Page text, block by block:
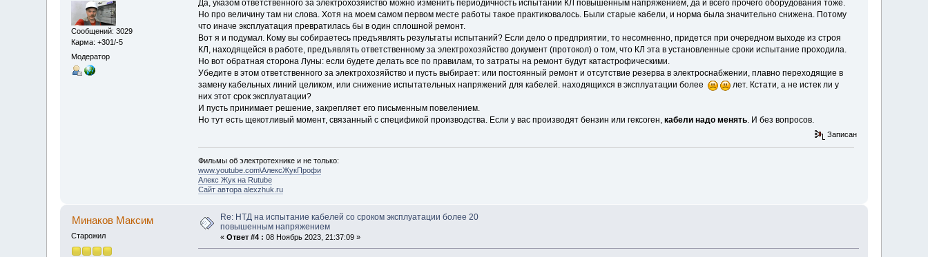
Сообщений: 3029
Карма: +301/-5
Модератор
Да, указом ответственного за электрохозяйство можно изменить периодичность испытаний КЛ повышенным напряжением, да и всего прочего оборудования тоже.
Но про величину там ни слова. Хотя на моем самом первом месте работы такое практиковалось. Были старые кабели, и норма была значительно снижена. Потому
что иначе эксплуатация превратилась бы в один сплошной ремонт.
Вот я и подумал. Кому вы собираетесь предъявлять результаты испытаний? Если дело о предприятии, то несомненно, придется при очередном выходе из строя
КЛ, находящейся в работе, предъявлять ответственному за электрохозяйство документ (протокол) о том, что КЛ эта в установленные сроки испытание проходила.
Но вот обратная сторона Луны: если будете делать все по правилам, то затраты на ремонт будут катастрофическими.
Убедите в этом ответственного за электрохозяйство и пусть выбирает: или постоянный ремонт и отсутствие резерва в электроснабжении, плавно переходящие в
замену кабельных линий целиком, или снижение испытательных напряжений для кабелей. находящихся в эксплуатации более
лет. Кстати, а не истек ли у
них этот срок эксплуатации?
И пусть принимает решение, закрепляет его письменным повелением.
Но тут есть щекотливый момент, связанный с спецификой производства. Если у вас производят бензин или гексоген, кабели надо менять. И без вопросов.
Записан
Фильмы об электротехнике и не только:
www.youtube.com\АлексЖукПрофи
Алекс Жук на Rutube
Сайт автора alexzhuk.ru
Минаков Максим
Старожил
Re: НТД на испытание кабелей со сроком эксплуатации более 20
повышенным напряжением
«Ответ #4 : 08 Ноябрь 2023, 21:37:09 »